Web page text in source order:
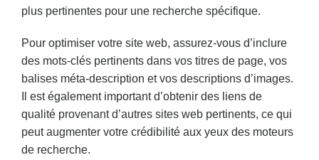
plus pertinentes pour une recherche spécifique.
Pour optimiser votre site web, assurez-vous d’inclure
des mots-clés pertinents dans vos titres de page, vos
balises méta-description et vos descriptions d’images.
Il est également important d’obtenir des liens de
qualité provenant d’autres sites web pertinents, ce qui
peut augmenter votre crédibilité aux yeux des moteurs
de recherche.